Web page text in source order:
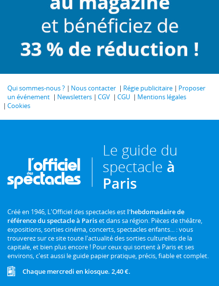
Qui sommes-nous ? Nous contacter Régie publicitaire
Proposer
un événement
Newsletters CGV CGU
Mentions légales
Cookies
Le guide du
spectacle à
Paris
Créé en 1946, L'Officiel des spectacles est l'hebdomadaire de
référence du spectacle à Pariset dans sa région. Pièces de théâtre,
expositions, sorties cinéma, concerts, spectacles enfants... : vous
trouverez sur ce site toute l'actualité des sorties culturelles de la
capitale, et bien plus encore ! Pour ceux qui sortent à Paris et ses
environs, c'est aussi le guide papier pratique, précis, fiable et complet.
Chaque mercredi en kiosque. 2,40 €.